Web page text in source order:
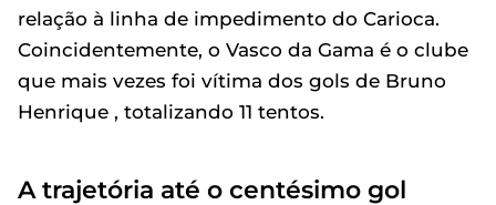
relação à linha de impedimento do Carioca.
Coincidentemente, o Vasco da Gama é o clube
que mais vezes foi vítima dos gols de Bruno
Henrique , totalizando 11 tentos.
A trajetória até o centésimo gol